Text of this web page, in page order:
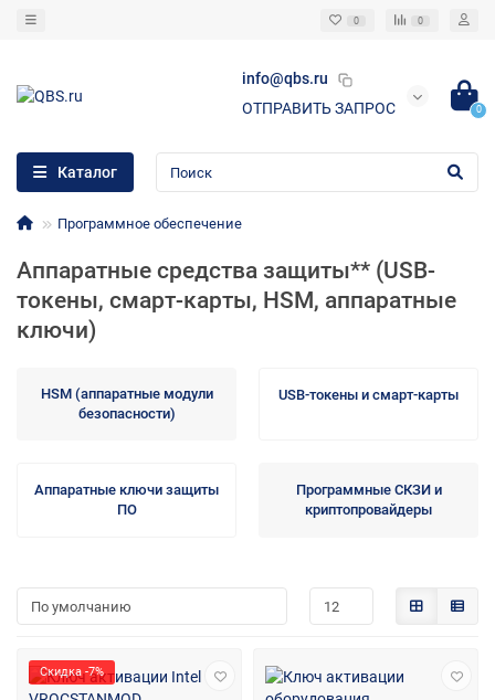
0 0
info@qbs.ru
ОТПРАВИТЬ ЗАПРОС
0
Каталог
Программное обеспечение
Аппаратные средства защиты** (USB-
токены, смарт-карты, HSM, аппаратные
ключи)
HSM (аппаратные модули
безопасности)
USB-токены и смарт-карты
Аппаратные ключи защиты
ПО
Программные СКЗИ и
криптопровайдеры
Скидка -7%